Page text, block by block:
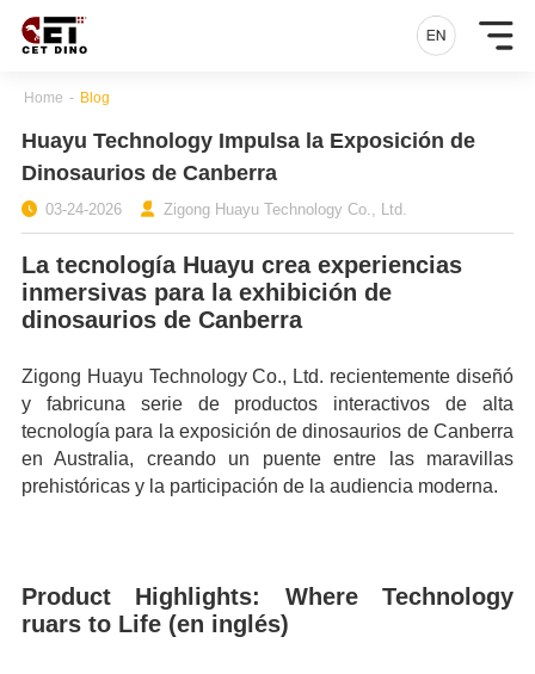
Home - Blog
Huayu Technology Impulsa la Exposición de
Dinosaurios de Canberra
03-24-2026 Zigong Huayu Technology Co., Ltd.
La tecnología Huayu crea experiencias
inmersivas para la exhibición de
dinosaurios de Canberra
Zigong Huayu Technology Co., Ltd. recientemente diseñó
y fabricuna serie de productos interactivos de alta
tecnología para la exposición de dinosaurios de Canberra
en Australia, creando un puente entre las maravillas
prehistóricas y la participación de la audiencia moderna.
Product Highlights: Where Technology
ruars to Life (en inglés)